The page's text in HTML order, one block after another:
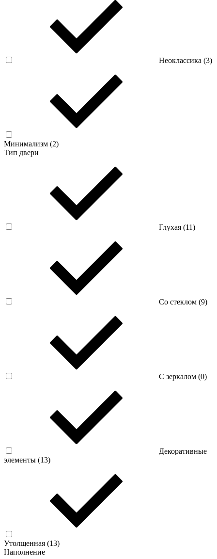
Неоклассика (3)
Минимализм (2)
Тип двери
Глухая (11)
Со стеклом (9)
С зеркалом (0)
Декоративные
элементы (13)
Утолщенная (13)
Наполнение